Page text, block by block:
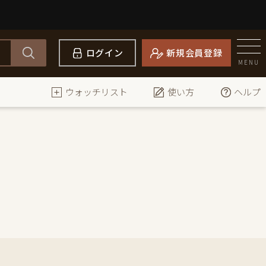
ログイン 新規会員登録
MENU
ウォッチリスト 使い方 ヘルプ